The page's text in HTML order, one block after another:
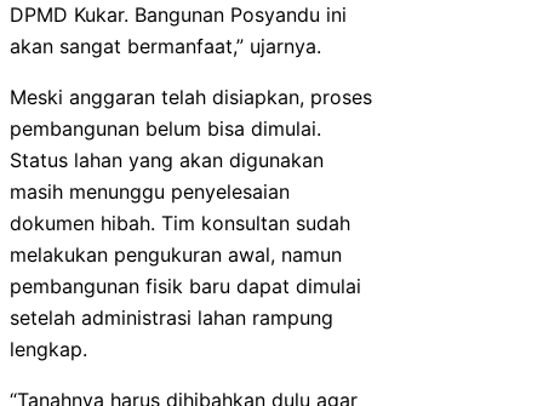
DPMD Kukar. Bangunan Posyandu ini
akan sangat bermanfaat,” ujarnya.
Meski anggaran telah disiapkan, proses
pembangunan belum bisa dimulai.
Status lahan yang akan digunakan
masih menunggu penyelesaian
dokumen hibah. Tim konsultan sudah
melakukan pengukuran awal, namun
pembangunan fisik baru dapat dimulai
setelah administrasi lahan rampung
lengkap.
“Tanahnya harus dihibahkan dulu agar